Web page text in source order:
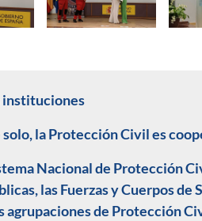
instituciones
la Protección Civil es
Nacional de Protección
las Fuerzas y Cuerpos de
de Protección